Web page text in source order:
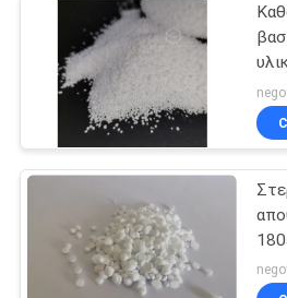
ΕΛΆΤΕ
ΕΠΑΦΉ
ΜΕ
ΕΙΔΉΣΕΙΣ
PCM